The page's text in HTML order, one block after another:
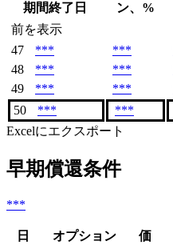
期間終了日
ン、%
前を表示
47
*** ***
48
*** ***
49
*** ***
50
*** ***
Excelにエクスポート
早期償還条件
***
日
オプション
価